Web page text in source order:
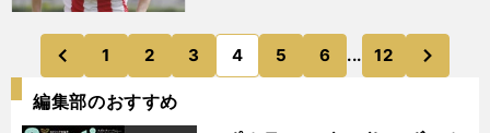
前
のページへ
1 2 3 4 5 6 ... 12
編集部のおすすめ